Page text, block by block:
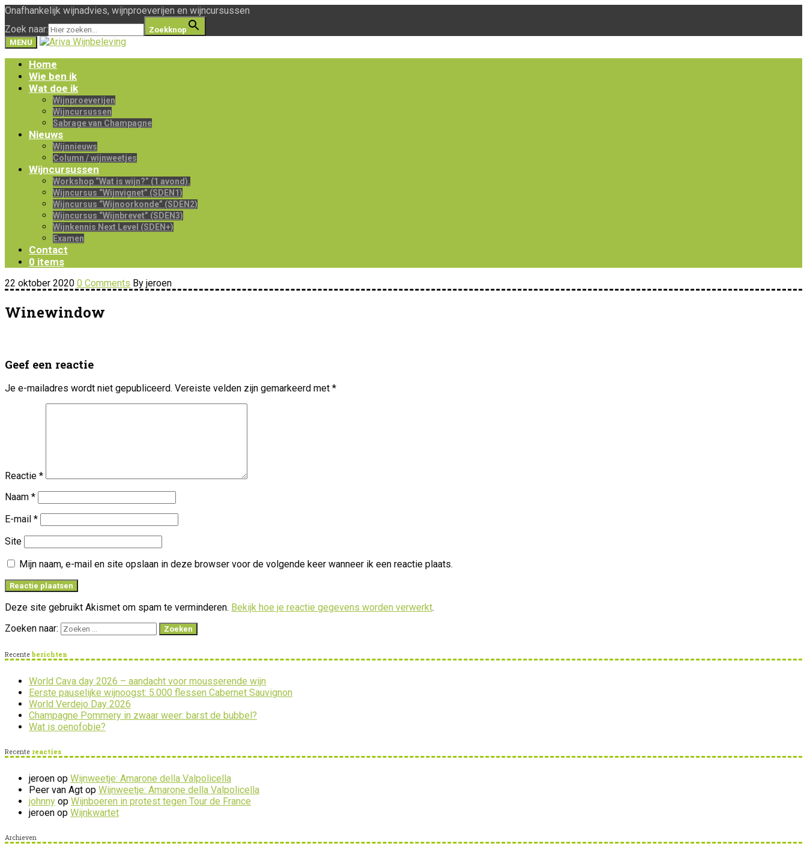
Onafhankelijk wijnadvies, wijnproeverijen en wijncursussen
Zoek naar:
Zoekknop
MENU
Home
Wie ben ik
Wat doe ik
Wijnproeverijen
Wijncursussen
Sabrage van Champagne
Nieuws
Wijnnieuws
Column / wijnweetjes
Wijncursussen
Workshop “Wat is wijn?” (1 avond).
Wijncursus “Wijnvignet” (SDEN1)
Wijncursus “Wijnoorkonde” (SDEN2)
Wijncursus “Wijnbrevet” (SDEN3)
Wijnkennis Next Level (SDEN+)
Examen
Contact
0 items
22 oktober 2020 0 Comments By jeroen
Winewindow
Geef een reactie
Je e-mailadres wordt niet gepubliceerd. Vereiste velden zijn gemarkeerd met *
Reactie *
Naam *
E-mail *
Site
Mijn naam, e-mail en site opslaan in deze browser voor de volgende keer wanneer ik een reactie plaats.
Deze site gebruikt Akismet om spam te verminderen. Bekijk hoe je reactie gegevens worden verwerkt.
Zoeken naar:
Recente berichten
World Cava day 2026 – aandacht voor mousserende wijn
Eerste pauselijke wijnoogst: 5.000 flessen Cabernet Sauvignon
World Verdejo Day 2026
Champagne Pommery in zwaar weer: barst de bubbel?
Wat is oenofobie?
Recente reacties
jeroen op Wijnweetje: Amarone della Valpolicella
Peer van Agt op Wijnweetje: Amarone della Valpolicella
johnny op Wijnboeren in protest tegen Tour de France
jeroen op Wijnkwartet
Archieven